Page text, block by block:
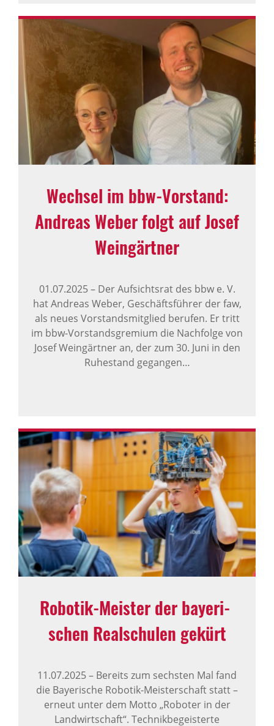
Wechsel im bbw-Vorstand:
Andreas Weber folgt auf Josef
Wein­gärtner
01.07.2025–Der Aufsichtsrat des bbw e. V.
hat Andreas Weber, Geschäftsführer der faw,
als neues Vorstandsmitglied berufen. Er tritt
im bbw-Vorstandsgremium die Nachfolge von
Josef Weingärtner an, der zum 30. Juni in den
Ruhestand gegangen…
Robotik-Meister der baye­ri­
schen Real­schulen gekürt
11.07.2025– Bereits zum sechsten Mal fand
die Bayerische Robotik-Meisterschaft statt –
erneut unter dem Motto „Roboter in der
Landwirtschaft“. Technikbegeisterte